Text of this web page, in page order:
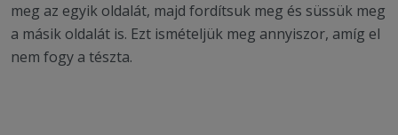
meg az egyik oldalát, majd fordítsuk meg és süssük meg
a másik oldalát is. Ezt ismételjük meg annyiszor, amíg el
nem fogy a tészta.